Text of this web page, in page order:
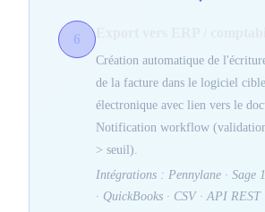
6
Création automatique de
de la facture dans le logiciel
électronique avec lien vers le
Notification workflow (validation
> seuil).
Intégrations : Pennylane · Sage
· QuickBooks · CSV · API REST